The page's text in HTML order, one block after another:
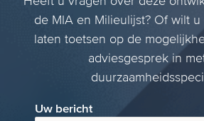
de MIA en Milieulijst? Of wilt
laten toetsen op de
adviesgesprek in
Uw bericht